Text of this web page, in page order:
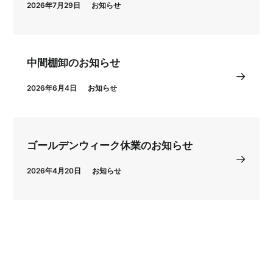
2026年7月29日 お知らせ
中間棚卸のお知らせ
2026年6月4日 お知らせ
ゴールデンウィーク休業のお知らせ
2026年4月20日 お知らせ